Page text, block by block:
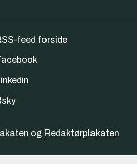
feed forside
og Redaktørplakaten